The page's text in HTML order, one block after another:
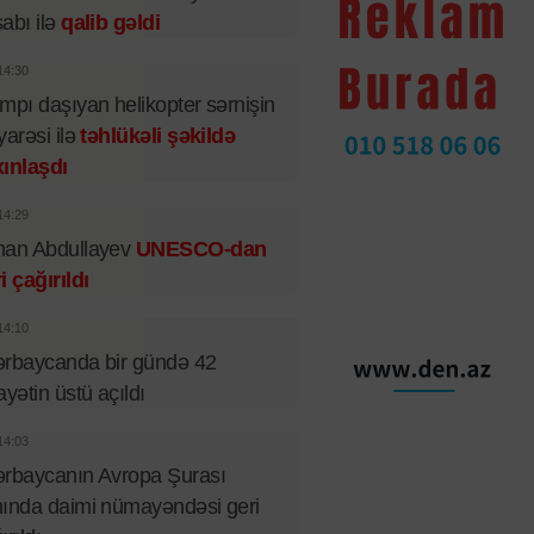
ilə qalib gəldi
daşıyan helikopter sərnişin
ilətəhlükəli şəkildə
Abdullayev UNESCO-dan
çağırıldı
bir gündə 42
üstü açıldı
Avropa Şurası
daimi nümayəndəsi geri